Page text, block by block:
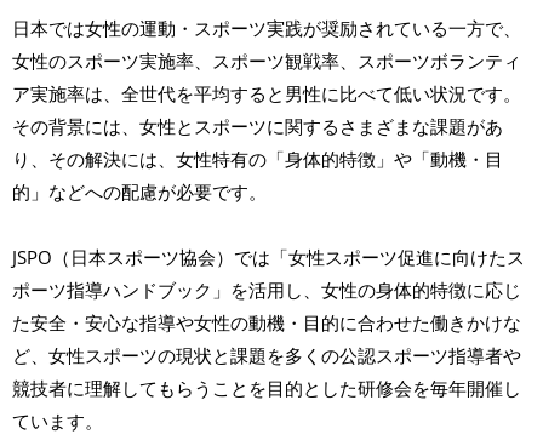
日本では女性の運動・スポーツ実践が奨励されている一方で、
女性のスポーツ実施率、スポーツ観戦率、スポーツボランティ
ア実施率は、全世代を平均すると男性に比べて低い状況です。
その背景には、女性とスポーツに関するさまざまな課題があ
り、その解決には、女性特有の「身体的特徴」や「動機・目
的」などへの配慮が必要です。
JSPO（日本スポーツ協会）では「女性スポーツ促進に向けたス
ポーツ指導ハンドブック」を活用し、女性の身体的特徴に応じ
た安全・安心な指導や女性の動機・目的に合わせた働きかけな
ど、女性スポーツの現状と課題を多くの公認スポーツ指導者や
競技者に理解してもらうことを目的とした研修会を毎年開催し
ています。